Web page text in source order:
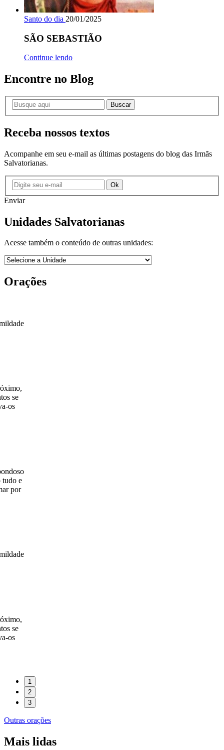
Santo do dia 20/01/2025
SÃO SEBASTIÃO
Continue lendo
Encontre no Blog
Buscar
Receba nossos textos
Acompanhe em seu e-mail as últimas postagens do blog das Irmãs
Salvatorianas.
Ok
Enviar
Unidades Salvatorianas
Acesse também o conteúdo de outras unidades:
Orações
1
2
3
Outras orações
Mais lidas